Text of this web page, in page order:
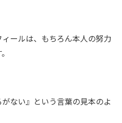
ールは、もちろん本人の努力
ない』という言葉の見本のよ